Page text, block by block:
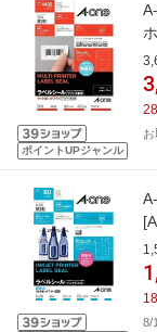
ポイントUPジャンル
28
18
8/